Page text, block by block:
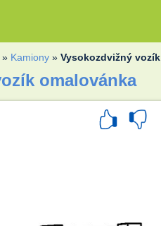
» Kamiony »Vysokozdvižný vozík
omalovánka